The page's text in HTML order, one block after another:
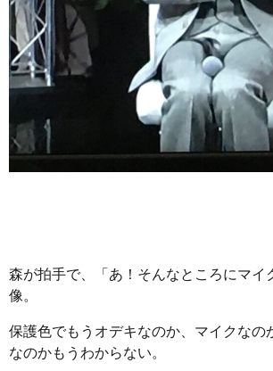
森が拍手で、「あ！そんなところにマイ
像。
保護色でもうオデキなのか、マイクなの
なのかもうわからない。